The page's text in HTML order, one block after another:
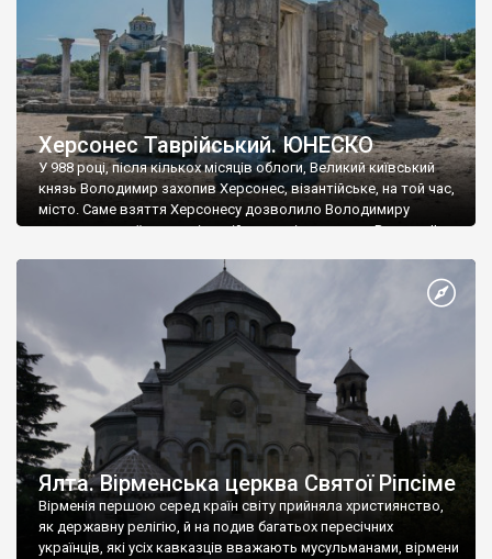
Херсонес Таврійський. ЮНЕСКО
У 988 році, після кількох місяців облоги, Великий київський
князь Володимир захопив Херсонес, візантійське, на той час,
місто. Саме взяття Херсонесу дозволило Володимиру
диктувати свої умови візантійському імператору Василю ІІ, та
Херсонесі Володимир-язичник, став Василем-християнином.
А потім було Хрещення Русі. На честь Херсонесу Таврійського
Ялта. Вірменська церква Святої Ріпсіме
Вірменія першою серед країн світу прийняла християнство,
як державну релігію, й на подив багатьох пересічних
українців, які усіх кавказців вважають мусульманами, вірмени